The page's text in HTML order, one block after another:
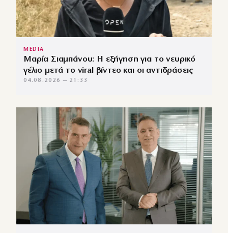
MEDIA
Μαρία Σιαμπάνου: Η εξήγηση για το νευρικό
γέλιο μετά το viral βίντεο και οι αντιδράσεις
04.08.2026 — 21:33